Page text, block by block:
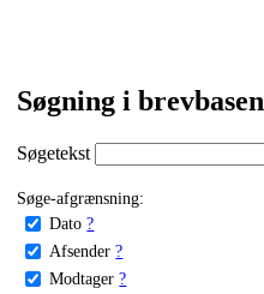
Søgning i brevbasen
Søgetekst
Søge-afgrænsning:
Dato ?
Afsender ?
Modtager ?